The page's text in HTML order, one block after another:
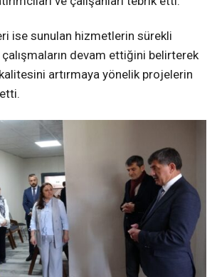
ise sunulan hizmetlerin sürekli
devam ettiğini belirterek
artırmaya yönelik projelerin